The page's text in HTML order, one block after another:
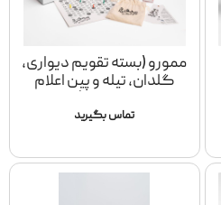
ممورو (بسته تقویم دیواری،
گلدان، تیله و پین اعلام
تماس بگیرید